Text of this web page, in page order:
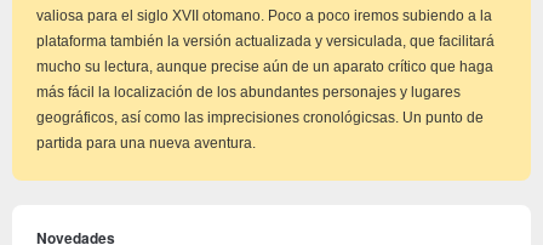
valiosa para el siglo XVII otomano. Poco a poco iremos subiendo a la
plataforma también la versión actualizada y versiculada, que facilitará
mucho su lectura, aunque precise aún de un aparato crítico que haga
más fácil la localización de los abundantes personajes y lugares
geográficos, así como las imprecisiones cronológicsas. Un punto de
partida para una nueva aventura.
Novedades